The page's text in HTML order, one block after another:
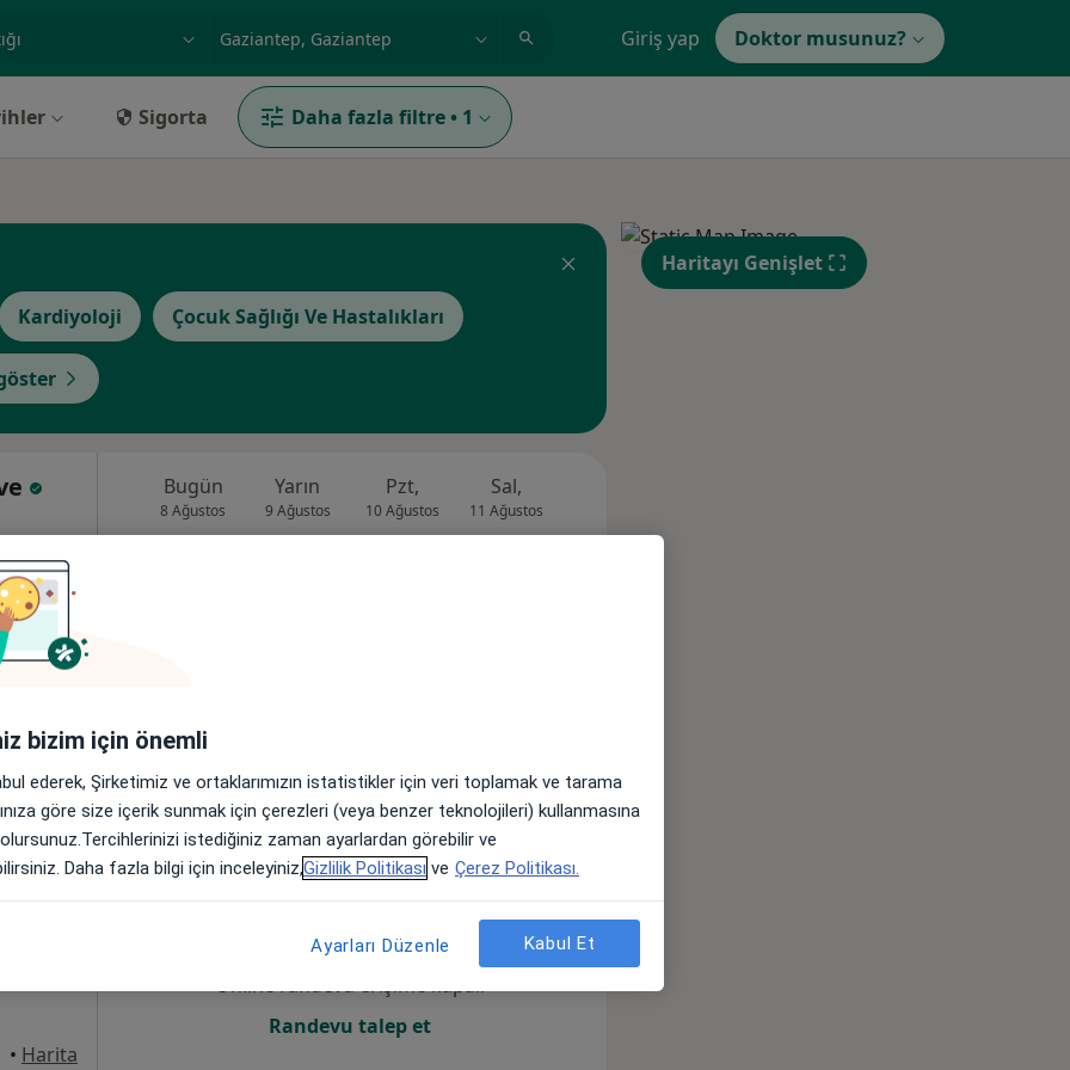
Giriş yap Doktor musunuz?
Sigorta Daha fazla filtre • 1
Kardiyoloji Çocuk Sağlığı Ve Hastalıkları
• Harita
Bugün
8 Ağustos
Yarın
9 Ağustos
Pzt,
10 Ağustos
Sal,
11 Ağustos
• Harita
Bugün Yarın Pzt, Sal,
Online randevu erişime kapalı
Randevu talep et
Haritayı Genişlet
bizim için önemli
ederek, Şirketimiz ve ortaklarımızın istatistikler için veri toplamak ve tarama
göre size içerik sunmak için çerezleri (veya benzer teknolojileri) kullanmasına
istediğiniz zaman ayarlardan görebilir ve
Daha fazla bilgi için inceleyiniz,Gizlilik Politikası ve Çerez Politikası.
Ayarları Düzenle Kabul Et